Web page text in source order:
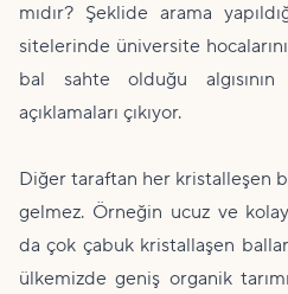
mıdır? Şeklide arama
sitelerinde üniversite
bal sahte olduğu
açıklamaları çıkıyor.
Diğer taraftan her kristalleşen
gelmez. Örneğin ucuz ve
da çok çabuk kristallaşen ballar
ülkemizde geniş organik